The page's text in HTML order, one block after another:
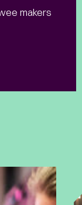
makers